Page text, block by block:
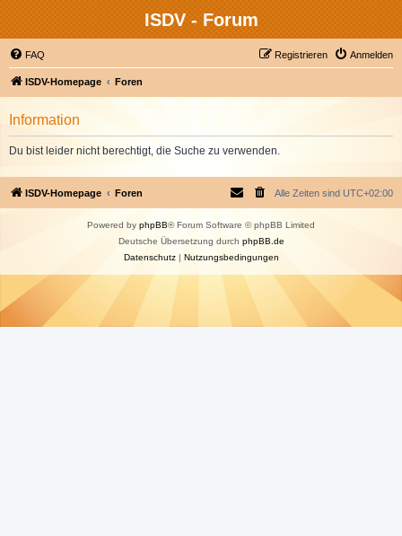
ISDV - Forum
FAQ Anmelden
Registrieren
ISDV-Homepage Foren
Information
Du bist leider nicht berechtigt, die Suche zu verwenden.
ISDV-Homepage Foren Alle Zeiten sind UTC+02:00
Powered by phpBB® Forum Software © phpBB Limited
Deutsche Übersetzung durch phpBB.de
Datenschutz| Nutzungsbedingungen